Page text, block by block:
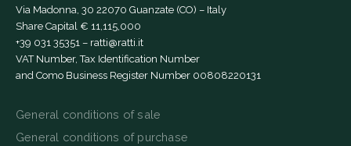
Via Madonna, 30 22070 Guanzate (CO) – Italy
Share Capital € 11,115,000
+39 031 35351 – ratti@ratti.it
VAT Number, Tax Identification Number
and Como Business Register Number 00808220131
General conditions of sale
General conditions of purchase